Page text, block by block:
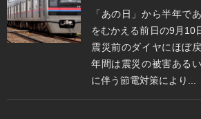
「あの日」から半年で
をむかえる前日の9月10
震災前のダイヤにほぼ
年間は震災の被害ある
に伴う節電対策により...